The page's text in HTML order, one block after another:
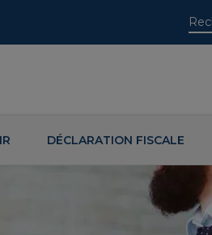
DÉCLARATION FISCALE